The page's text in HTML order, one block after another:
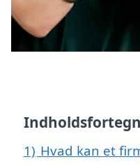
1) Hvad kan et